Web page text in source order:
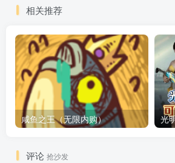
相关推荐
咸鱼之王（无限内购）
评论 抢沙发